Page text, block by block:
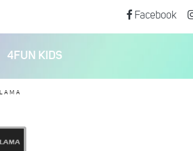
Facebook
4FUN KIDS